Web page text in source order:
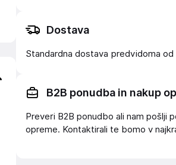
Dostava
Standardna dostava predvidoma od
B2B ponudba in nakup
Preveri B2B ponudbo ali nam pošlji
opreme. Kontaktirali te bomo v